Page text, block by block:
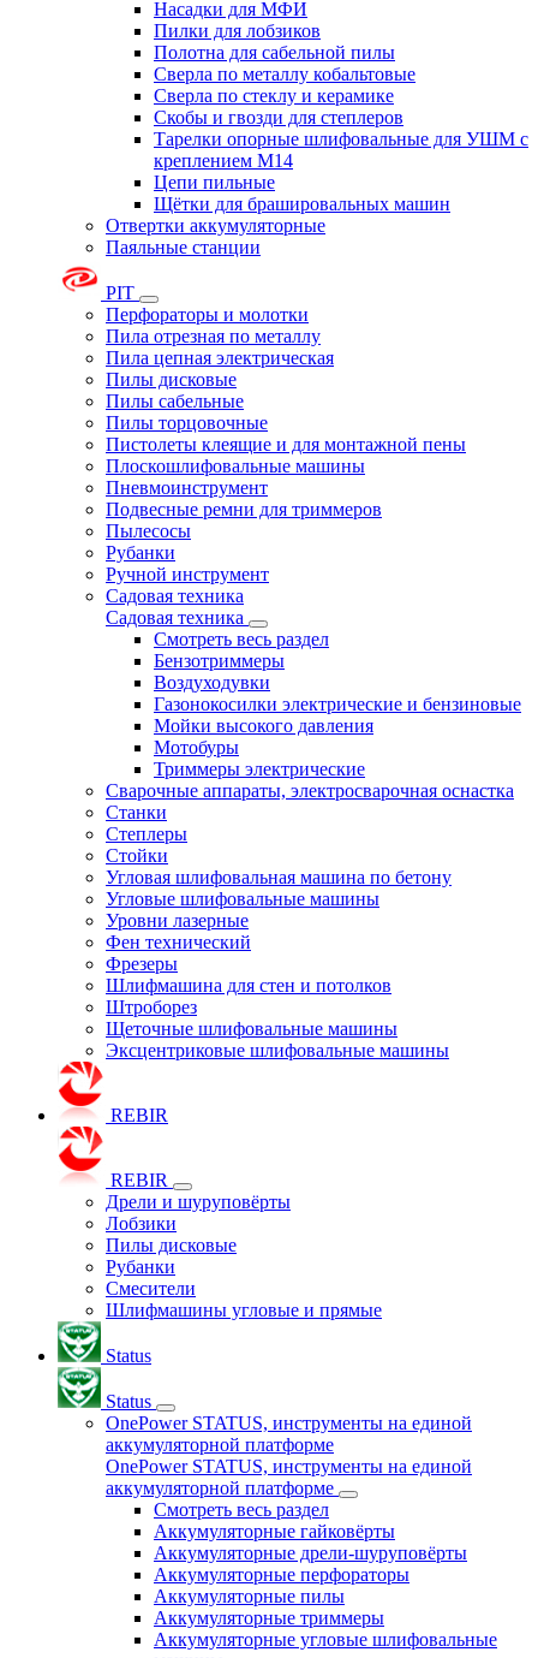
Насадки для МФИ
Пилки для лобзиков
Полотна для сабельной пилы
Сверла по металлу кобальтовые
Сверла по стеклу и керамике
Скобы и гвозди для степлеров
Тарелки опорные шлифовальные для УШМ с
креплением М14
Цепи пильные
Щётки для брашировальных машин
Отвертки аккумуляторные
Паяльные станции
PIT
Перфораторы и молотки
Пила отрезная по металлу
Пила цепная электрическая
Пилы дисковые
Пилы сабельные
Пилы торцовочные
Пистолеты клеящие и для монтажной пены
Плоскошлифовальные машины
Пневмоинструмент
Подвесные ремни для триммеров
Пылесосы
Рубанки
Ручной инструмент
Садовая техника
Садовая техника
Смотреть весь раздел
Бензотриммеры
Воздуходувки
Газонокосилки электрические и бензиновые
Мойки высокого давления
Мотобуры
Триммеры электрические
Сварочные аппараты, электросварочная оснастка
Станки
Степлеры
Стойки
Угловая шлифовальная машина по бетону
Угловые шлифовальные машины
Уровни лазерные
Фен технический
Фрезеры
Шлифмашина для стен и потолков
Штроборез
Щеточные шлифовальные машины
Эксцентриковые шлифовальные машины
REBIR
REBIR
Дрели и шуруповёрты
Лобзики
Пилы дисковые
Рубанки
Смесители
Шлифмашины угловые и прямые
Status
Status
OnePower STATUS, инструменты на единой
аккумуляторной платформе
OnePower STATUS, инструменты на единой
аккумуляторной платформе
Смотреть весь раздел
Аккумуляторные гайковёрты
Аккумуляторные дрели-шуруповёрты
Аккумуляторные перфораторы
Аккумуляторные пилы
Аккумуляторные триммеры
Аккумуляторные угловые шлифовальные